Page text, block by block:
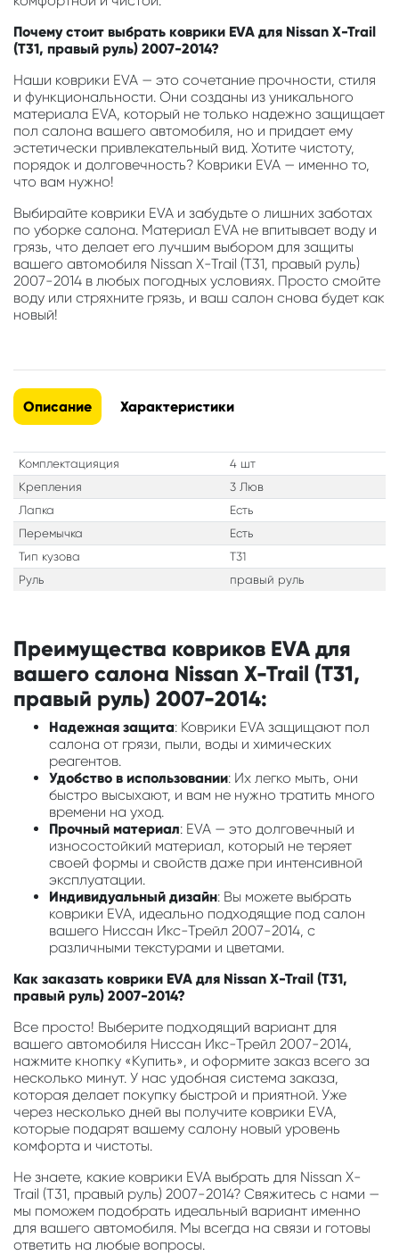
Почему стоит выбрать коврики EVA для Nissan X-Trail
(T31, правый руль) 2007-2014?
Наши коврики EVA — это сочетание прочности, стиля
и функциональности. Они созданы из уникального
материала EVA, который не только надежно защищает
пол салона вашего автомобиля, но и придает ему
эстетически привлекательный вид. Хотите чистоту,
порядок и долговечность? Коврики EVA — именно то,
что вам нужно!
Выбирайте коврики EVA и забудьте о лишних заботах
по уборке салона. Материал EVA не впитывает воду и
грязь, что делает его лучшим выбором для защиты
вашего автомобиля Nissan X-Trail (T31, правый руль)
2007-2014 в любых погодных условиях. Просто смойте
воду или стряхните грязь, и ваш салон снова будет как
новый!
Описание Характеристики
Комплектацияция
4 шт
Крепления
3 Люв
Лапка
Есть
Перемычка
Есть
Тип кузова
T31
Руль
правый руль
Преимущества ковриков EVA для
вашего салона Nissan X-Trail (T31,
правый руль) 2007-2014:
Надежная защита: Коврики EVA защищают пол
салона от грязи, пыли, воды и химических
реагентов.
Удобство в использовании: Их легко мыть, они
быстро высыхают, и вам не нужно тратить много
времени на уход.
Прочный материал: EVA — это долговечный и
износостойкий материал, который не теряет
своей формы и свойств даже при интенсивной
эксплуатации.
Индивидуальный дизайн: Вы можете выбрать
коврики EVA, идеально подходящие под салон
вашего Ниссан Икс-Трейл 2007-2014, с
различными текстурами и цветами.
Как заказать коврики EVA для Nissan X-Trail (T31,
правый руль) 2007-2014?
Все просто! Выберите подходящий вариант для
вашего автомобиля Ниссан Икс-Трейл 2007-2014,
нажмите кнопку «Купить», и оформите заказ всего за
несколько минут. У нас удобная система заказа,
которая делает покупку быстрой и приятной. Уже
через несколько дней вы получите коврики EVA,
которые подарят вашему салону новый уровень
комфорта и чистоты.
Не знаете, какие коврики EVA выбрать для Nissan X-
Trail (T31, правый руль) 2007-2014? Свяжитесь с нами —
мы поможем подобрать идеальный вариант именно
для вашего автомобиля. Мы всегда на связи и готовы
ответить на любые вопросы.